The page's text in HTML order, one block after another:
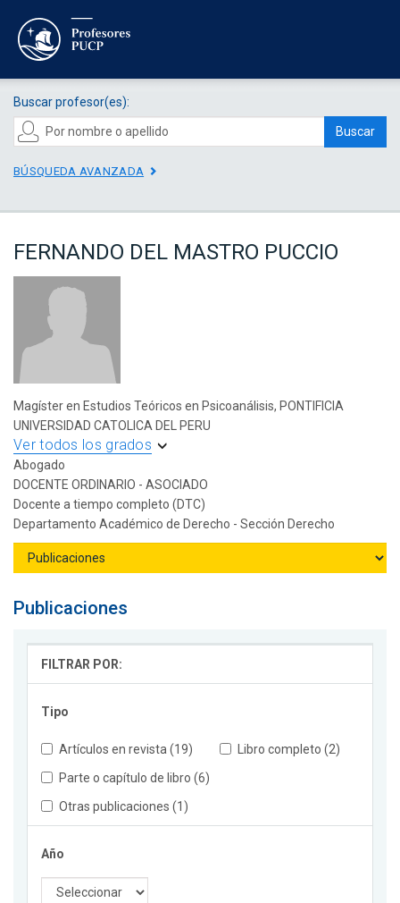
Buscar profesor(es):
Buscar
BÚSQUEDA AVANZADA
FERNANDO DEL MASTRO PUCCIO
Magíster en Estudios Teóricos en Psicoanálisis, PONTIFICIA
UNIVERSIDAD CATOLICA DEL PERU
Ver todos los grados
Abogado
DOCENTE ORDINARIO - ASOCIADO
Docente a tiempo completo (DTC)
Departamento Académico de Derecho - Sección Derecho
Publicaciones
FILTRAR POR:
Tipo
Artículos en revista (19)
Libro completo (2)
Parte o capítulo de libro (6)
Otras publicaciones (1)
Año